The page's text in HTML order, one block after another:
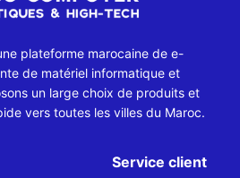
plateforme marocaine de e-
de matériel informatique et
un large choix de produits et
vers toutes les villes du Maroc.
Service client